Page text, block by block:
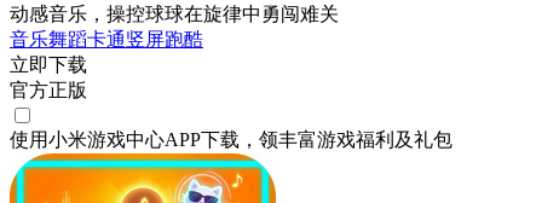
动感音乐，操控球球在旋律中勇闯难关
音乐舞蹈卡通竖屏跑酷
立即下载
官方正版
使用小米游戏中心APP下载 ，领丰富游戏福利 及礼包